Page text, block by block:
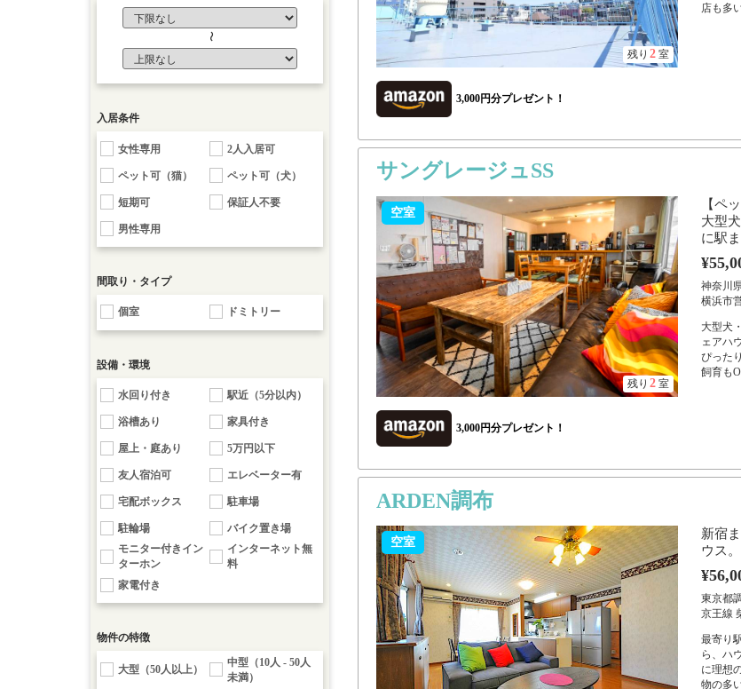
残り 2 室
3,000円分プレゼント！
店も多
サングレージュSS
空室
残り 2 室
3,000円分プレゼント！
【ペ
大型
に駅
神奈川
横浜市
大型犬
ェアハ
ぴった
飼育も
ARDEN調布
空室
新宿
ウス。
東京都
京王線
最寄り
ら、ハ
に理想
物の多
〜
入居条件
女性専用 2人入居可
ペット可（猫） ペット可（犬）
短期可 保証人不要
男性専用
間取り・タイプ
個室 ドミトリー
設備・環境
水回り付き 駅近（5分以内）
浴槽あり 家具付き
屋上・庭あり 5万円以下
友人宿泊可 エレベーター有
宅配ボックス 駐車場
駐輪場
バイク置き場
モニター付きイン
ターホン
インターネット無
料
家電付き
物件の特徴
大型（50人以上）
中型（10人 - 50人
未満）